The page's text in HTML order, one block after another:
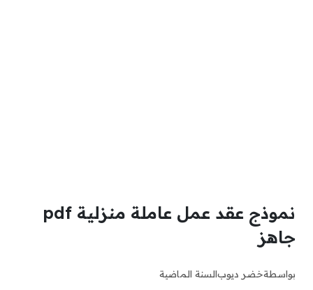
نموذج عقد عمل عاملة منزلية pdf
جاهز
بواسطةخضر ديوبالسنة الماضية